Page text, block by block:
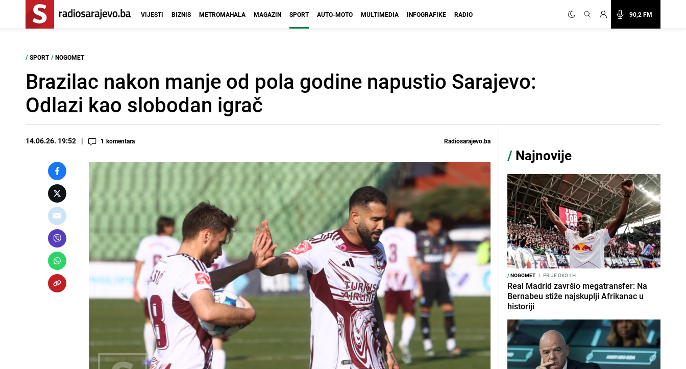
90,2 FM
VIJESTI BIZNIS METROMAHALA MAGAZIN SPORT AUTO-MOTO MULTIMEDIA INFOGRAFIKE RADIO
/ SPORT / NOGOMET
Brazilac nakon manje od pola godine napustio Sarajevo:
Odlazi kao slobodan igrač
14.06.26. 19:52 1 komentara Radiosarajevo.ba
/ Najnovije
/NOGOMET I PRIJE OKO 1H
Real Madrid završio megatransfer: Na
Bernabeu stiže najskuplji Afrikanac u
historiji